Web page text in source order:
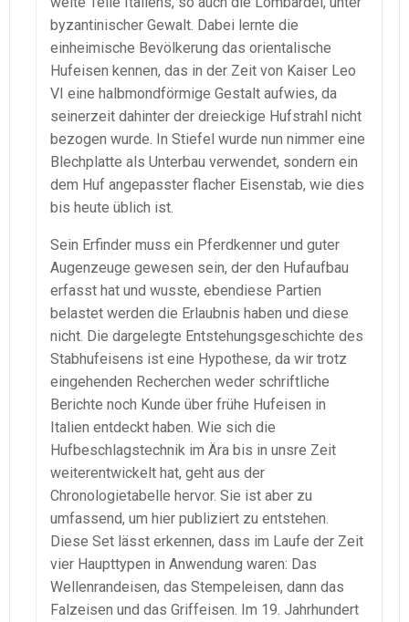
byzantinischer Gewalt. Dabei lernte die
einheimische Bevölkerung das orientalische
Hufeisen kennen, das in der Zeit von Kaiser Leo
VI eine halbmondförmige Gestalt aufwies, da
seinerzeit dahinter der dreieckige Hufstrahl nicht
bezogen wurde. In Stiefel wurde nun nimmer eine
Blechplatte als Unterbau verwendet, sondern ein
dem Huf angepasster flacher Eisenstab, wie dies
bis heute üblich ist.
Sein Erfinder muss ein Pferdkenner und guter
Augenzeuge gewesen sein, der den Hufaufbau
erfasst hat und wusste, ebendiese Partien
belastet werden die Erlaubnis haben und diese
nicht. Die dargelegte Entstehungsgeschichte des
Stabhufeisens ist eine Hypothese, da wir trotz
eingehenden Recherchen weder schriftliche
Berichte noch Kunde über frühe Hufeisen in
Italien entdeckt haben. Wie sich die
Hufbeschlagstechnik im Ära bis in unsre Zeit
weiterentwickelt hat, geht aus der
Chronologietabelle hervor. Sie ist aber zu
umfassend, um hier publiziert zu entstehen.
Diese Set lässt erkennen, dass im Laufe der Zeit
vier Haupttypen in Anwendung waren: Das
Wellenrandeisen, das Stempeleisen, dann das
Falzeisen und das Griffeisen. Im 19. Jahrhundert